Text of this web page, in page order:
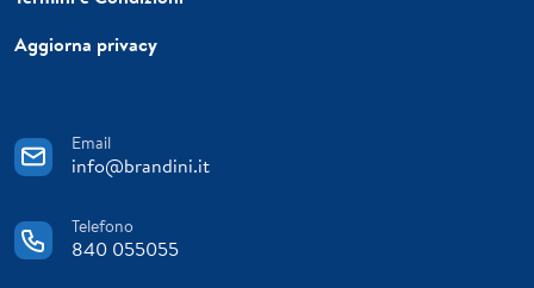
Aggiorna privacy
Email
info@brandini.it
Telefono
840 055055